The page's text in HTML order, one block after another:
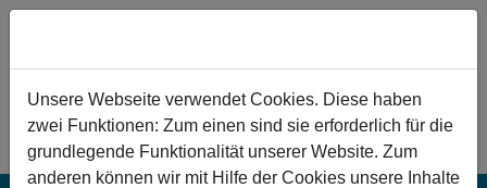
Zum Hauptinhalt springen
Unsere Webseite verwendet Cookies. Diese haben
zwei Funktionen: Zum einen sind sie erforderlich für die
grundlegende Funktionalität unserer Website. Zum
anderen können wir mit Hilfe der Cookies unsere Inhalte